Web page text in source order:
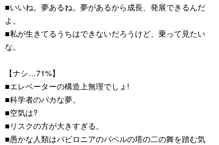
■いいね。夢あるね。夢があるから成長、発展できるんだ
よ。
■私が生きてるうちはできないだろうけど、乗って見たい
な。
【ナシ…71%】
■エレベーターの構造上無理でしょ!
■科学者のバカな夢。
■空気は?
■リスクの方が大きすぎる。
■愚かな人類はバビロニアのバベルの塔の二の舞を踏む気